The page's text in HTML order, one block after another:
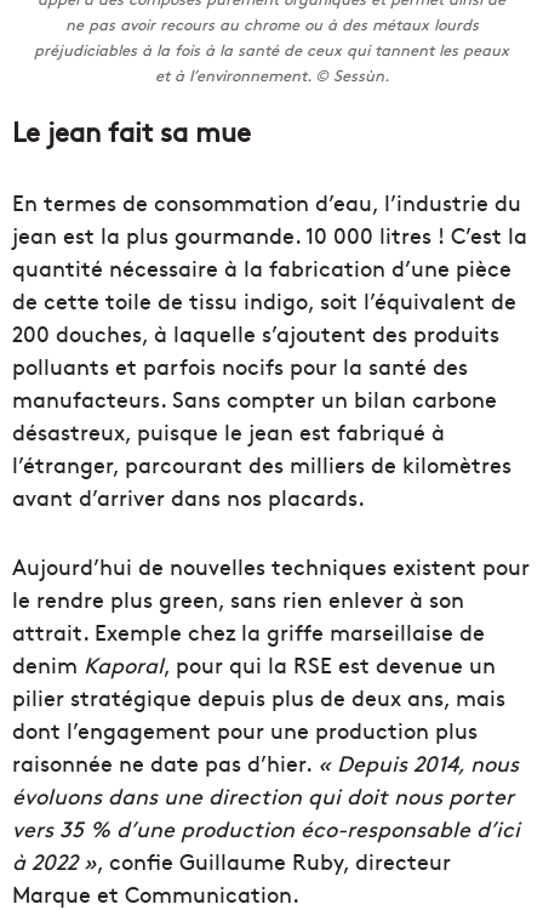
ne pas avoir recours au chrome ou à des métaux lourds
préjudiciables à la fois à la santé de ceux qui tannent les peaux
et à l’environnement. © Sessùn.
Le jean fait sa mue
En termes de consommation d’eau, l’industrie du
jean est la plus gourmande. 10 000 litres ! C’est la
quantité nécessaire à la fabrication d’une pièce
de cette toile de tissu indigo, soit l’équivalent de
200 douches, à laquelle s’ajoutent des produits
polluants et parfois nocifs pour la santé des
manufacteurs. Sans compter un bilan carbone
désastreux, puisque le jean est fabriqué à
l’étranger, parcourant des milliers de kilomètres
avant d’arriver dans nos placards.
Aujourd’hui de nouvelles techniques existent pour
le rendre plus green, sans rien enlever à son
attrait. Exemple chez la griffe marseillaise de
denim Kaporal, pour qui la RSE est devenue un
pilier stratégique depuis plus de deux ans, mais
dont l’engagement pour une production plus
raisonnée ne date pas d’hier. « Depuis 2014, nous
évoluons dans une direction qui doit nous porter
vers 35 % d’une production éco-responsable d’ici
à 2022 », confie Guillaume Ruby, directeur
Marque et Communication.